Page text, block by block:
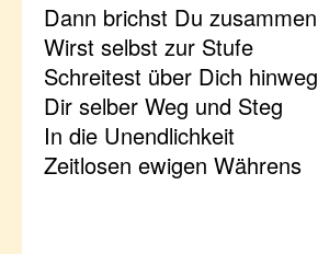
Dann brichst Du zusammen
Wirst selbst zur Stufe
Schreitest über Dich hinweg
Dir selber Weg und Steg
In die Unendlichkeit
Zeitlosen ewigen Währens